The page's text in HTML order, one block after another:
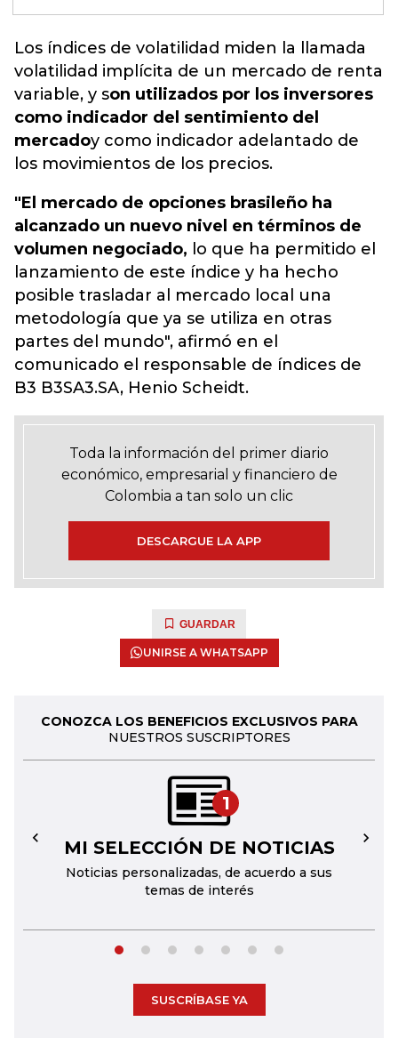
Los índices de volatilidad miden la llamada
volatilidad implícita de un mercado de renta
variable, y son utilizados por los inversores
como indicador del sentimiento del
mercadoy como indicador adelantado de
los movimientos de los precios.
"El mercado de opciones brasileño ha
alcanzado un nuevo nivel en términos de
volumen negociado, lo que ha permitido el
lanzamiento de este índice y ha hecho
posible trasladar al mercado local una
metodología que ya se utiliza en otras
partes del mundo", afirmó en el
comunicado el responsable de índices de
B3 B3SA3.SA, Henio Scheidt.
Toda la información del primer diario
económico, empresarial y financiero de
Colombia a tan solo un clic
DESCARGUE LA APP
GUARDAR
UNIRSE A WHATSAPP
CONOZCA LOS BENEFICIOS EXCLUSIVOS PARA
NUESTROS SUSCRIPTORES
1
MI SELECCIÓN DE NOTICIAS
Noticias personalizadas, de acuerdo a sus
temas de interés
← →
SUSCRÍBASE YA